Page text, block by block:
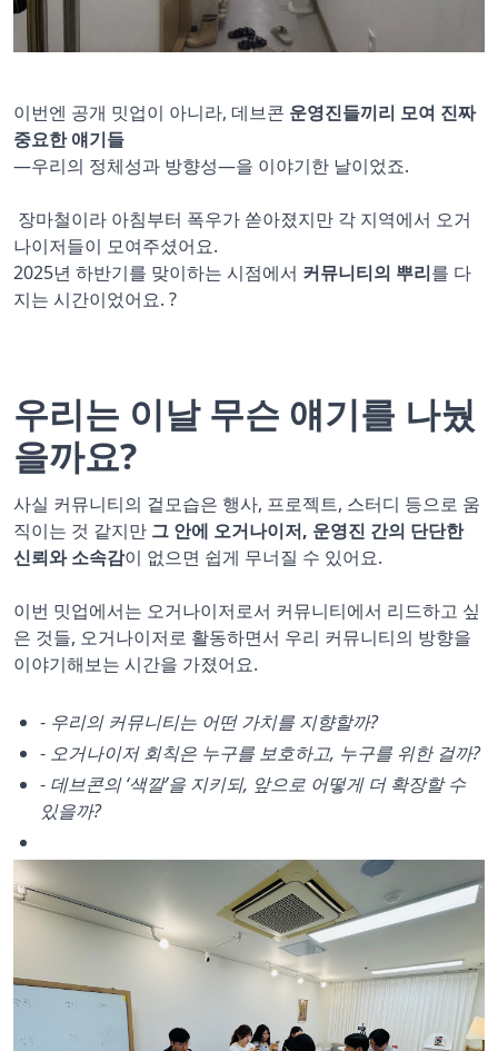
이번엔 공개 밋업이 아니라, 데브콘 운영진들끼리 모여 진짜
중요한 얘기들
—우리의 정체성과 방향성—을 이야기한 날이었죠.
장마철이라 아침부터 폭우가 쏟아졌지만 각 지역에서 오거
나이저들이 모여주셨어요.
2025년 하반기를 맞이하는 시점에서 커뮤니티의 뿌리를 다
지는 시간이었어요. ?
우리는 이날 무슨 얘기를 나눴
을까요?
사실 커뮤니티의 겉모습은 행사, 프로젝트, 스터디 등으로 움
직이는 것 같지만 그 안에 오거나이저, 운영진 간의 단단한
신뢰와 소속감이 없으면 쉽게 무너질 수 있어요.
이번 밋업에서는 오거나이저로서 커뮤니티에서 리드하고 싶
은 것들, 오거나이저로 활동하면서 우리 커뮤니티의 방향을
이야기해보는 시간을 가졌어요.
- 우리의 커뮤니티는 어떤 가치를 지향할까?
- 오거나이저 회칙은 누구를 보호하고, 누구를 위한 걸까?
- 데브콘의 ‘색깔’을 지키되, 앞으로 어떻게 더 확장할 수
있을까?